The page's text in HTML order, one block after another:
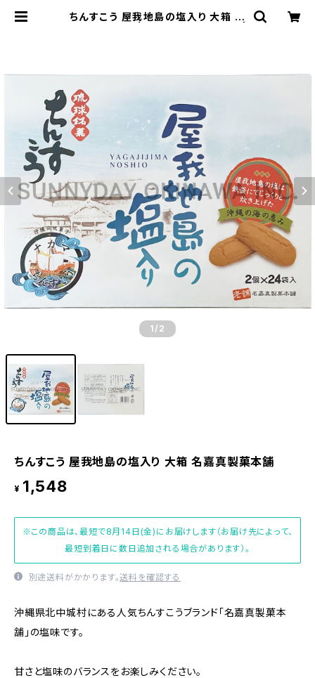
ちんすこう 屋我地島の塩入り 大箱 名
1 /2
ちんすこう 屋我地島の塩入り 大箱 名嘉真製菓本舗
¥ 1,548
※この商品は、最短で8月14日(金)にお届けします（お届け先によって、
最短到着日に数日追加される場合があります）。
別途送料がかかります。送料を確認する
沖縄県北中城村にある人気ちんすこうブランド「名嘉真製菓本
舗」の塩味です。
甘さと塩味のバランスをお楽しみください。